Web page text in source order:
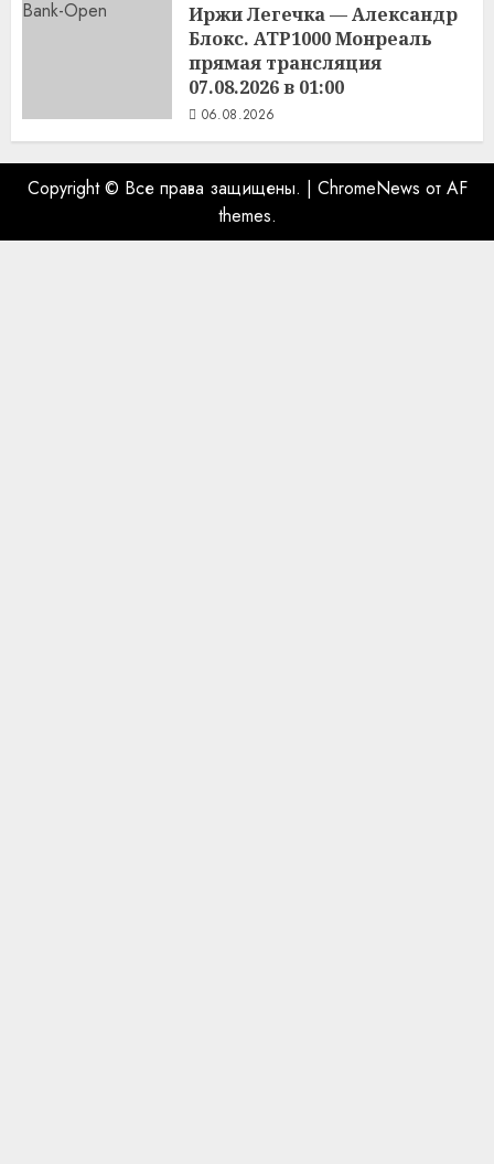
Иржи Легечка — Александр
Блокс. ATP1000 Монреаль
прямая трансляция
07.08.2026 в 01:00
06.08.2026
Copyright © Все права защищены. | ChromeNews от AF
themes.